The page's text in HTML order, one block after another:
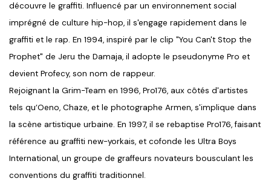
découvre le graffiti. Influencé par un environnement social
imprégné de culture hip-hop, il s'engage rapidement dans le
graffiti et le rap. En 1994, inspiré par le clip "You Can't Stop the
Prophet" de Jeru the Damaja, il adopte le pseudonyme Pro et
devient Profecy, son nom de rappeur.
Rejoignant la Grim-Team en 1996, Pro176, aux côtés d'artistes
tels qu’Oeno, Chaze, et le photographe Armen, s'implique dans
la scène artistique urbaine. En 1997, il se rebaptise Pro176, faisant
référence au graffiti new-yorkais, et cofonde les Ultra Boys
International, un groupe de graffeurs novateurs bousculant les
conventions du graffiti traditionnel.